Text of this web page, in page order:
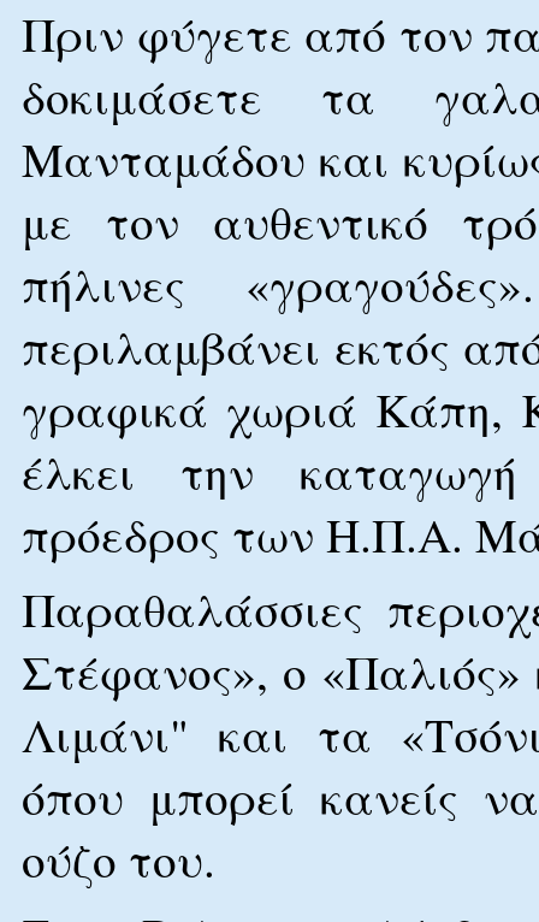
Πριν φύγετε από τον
δοκιμάσετε τα
Μανταμάδου και
με τον αυθεντικό
πήλινες
περιλαμβάνει εκτός
γραφικά χωριά Κάπη,
έλκει την
πρόεδρος των Η.Π.Α.
Παραθαλάσσιες
Στέφανος», ο «Παλιός»
Λιμάνι" και τα
όπου μπορεί κανείς
ούζο του.